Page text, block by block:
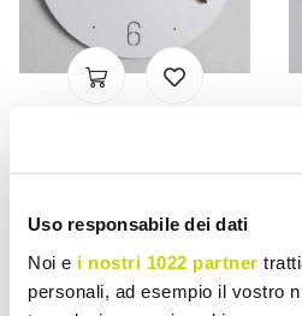
Uso responsabile dei dati
Noi e i nostri 1022 partner
personali, ad esempio il vostro
Klassiek Design Wandklok
Lasergesneden Hout -
Jovial
€ 104,73 € 130,92 - 20%